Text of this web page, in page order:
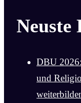
Neuste
DBU
und